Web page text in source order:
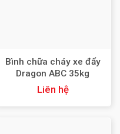
Bình chữa cháy xe đẩy
Dragon ABC 35kg
Liên hệ